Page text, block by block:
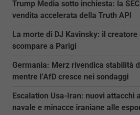
Trump Media sotto inchiesta: la
vendita accelerata della Truth API
La morte di DJ Kavinsky: il creatore
scompare a Parigi
Germania: Merz rivendica stabilità
mentre l’AfD cresce nei sondaggi
Escalation Usa-Iran: nuovi attacchi
navale e minacce iraniane alle